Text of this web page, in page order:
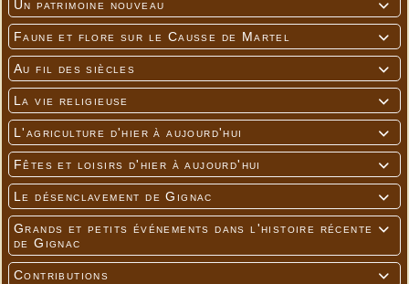

Un patrimoine nouveau

Faune et flore sur le Causse de Martel

Au fil des siècles

La vie religieuse

L'agriculture d'hier à aujourd'hui

Fêtes et loisirs d'hier à aujourd'hui

Le désenclavement de Gignac

Grands et petits événements dans l'histoire récente
de Gignac

Contributions